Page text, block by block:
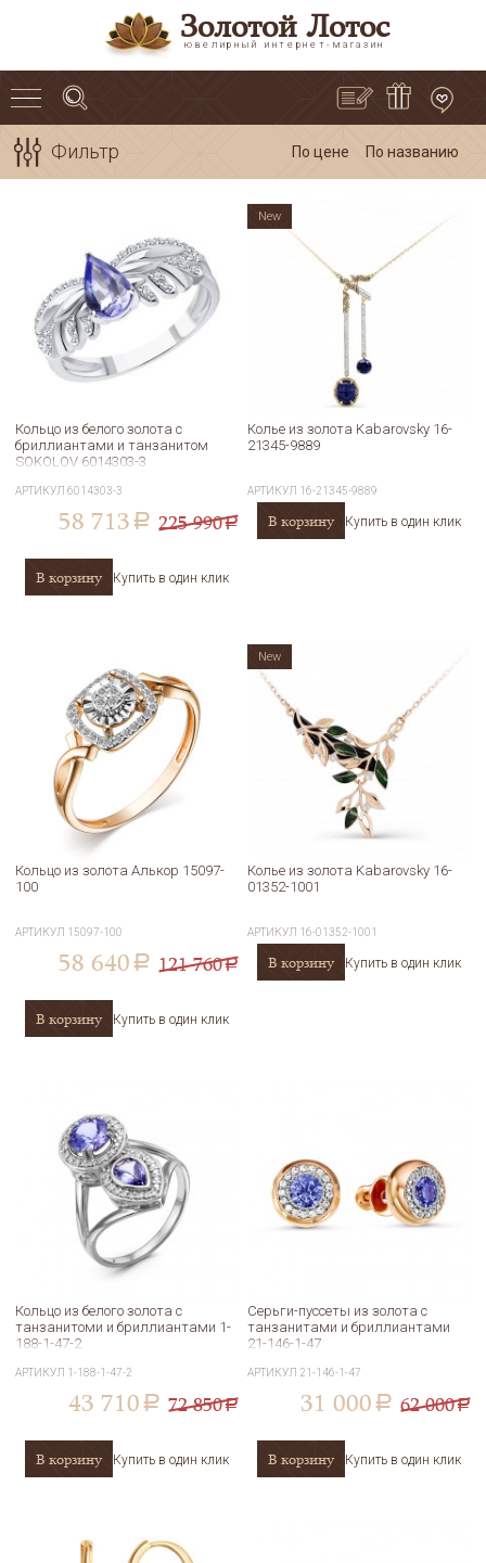
Золотой Лотос
ювелирный интернет-магазин
Фильтр По цене По названию
Кольцо из белого золота с
бриллиантами и танзанитом
SOKOLOV 6014303-3
АРТИКУЛ6014303-3
58 713 a 225 990a
В корзину Купить в один клик
Колье из золота Kabarovsky 16-
21345-9889
АРТИКУЛ 16-21345-9889
В корзину Купить в один клик
New
Кольцо из золота Алькор 15097-
100
АРТИКУЛ 15097-100
58 640 a 121 760a
В корзину Купить в один клик
Колье из золота Kabarovsky 16-
01352-1001
АРТИКУЛ 16-01352-1001
В корзину Купить в один клик
New
Кольцо из белого золота с
танзанитоми и бриллиантами 1-
188-1-47-2
АРТИКУЛ 1-188-1-47-2
43 710 a 72 850a
В корзину Купить в один клик
Серьги-пуссеты из золота с
танзанитами и бриллиантами
21-146-1-47
АРТИКУЛ 21-146-1-47
31 000 a 62 000a
В корзину Купить в один клик